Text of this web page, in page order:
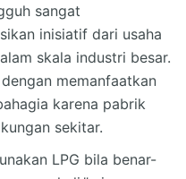
sangat
inisiatif dari usaha
skala industri besar.
memanfaatkan
karena pabrik
sekitar.
LPG bila benar-